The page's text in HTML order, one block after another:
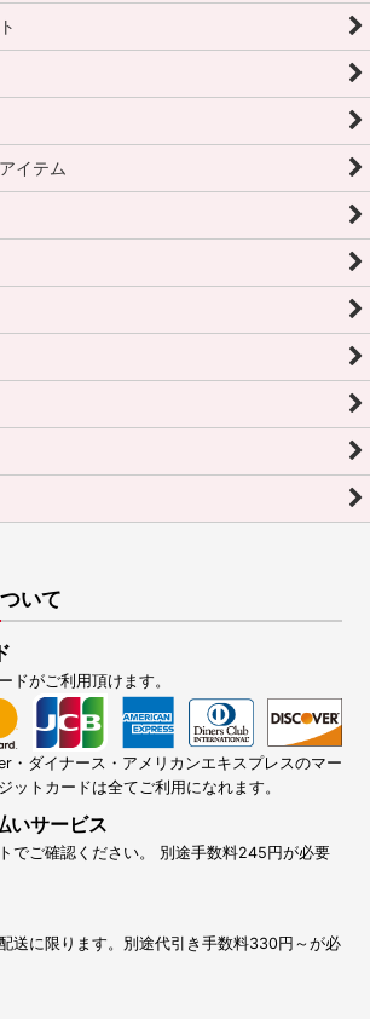
イテム
いて
ドがご利用頂けます。
・ダイナース・アメリカンエキスプレスのマー
ットカードは全てご利用になれます。
いサービス
でご確認ください。 別途手数料245円が必要
送に限ります。別途代引き手数料330円～が必